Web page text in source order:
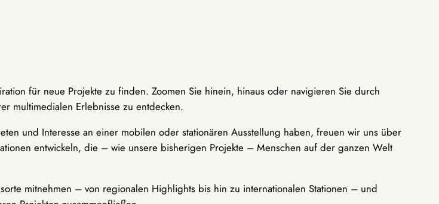
für neue Projekte zu finden. Zoomen Sie hinein, hinaus oder navigieren Sie durch
multimedialen Erlebnisse zu entdecken.
und Interesse an einer mobilen oder stationären Ausstellung haben, freuen wir uns über
entwickeln, die – wie unsere bisherigen Projekte – Menschen auf der ganzen Welt
mitnehmen – von regionalen Highlights bis hin zu internationalen Stationen – und